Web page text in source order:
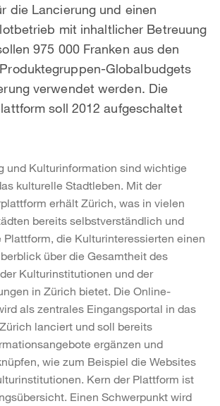
die Lancierung und einen
mit inhaltlicher Betreuung
975 000 Franken aus den
Globalbudgets
verwendet werden. Die
soll 2012 aufgeschaltet
und Kulturinformation sind wichtige
kulturelle Stadtleben. Mit der
erhält Zürich, was in vielen
bereits selbstverständlich und
Plattform, die Kulturinteressierten einen
über die Gesamtheit des
Kulturinstitutionen und der
in Zürich bietet. Die Online-
als zentrales Eingangsportal in das
lanciert und soll bereits
ergänzen und
wie zum Beispiel die Websites
Kern der Plattform ist
Einen Schwerpunkt wird